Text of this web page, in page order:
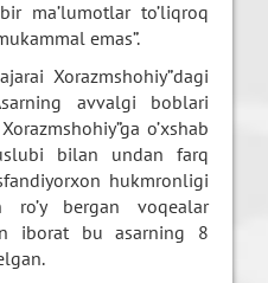
ma’lumotlar to’liqroq
emas”.
Xorazmshohiy”dagi
avvalgi boblari
o’xshab
bilan undan farq
hukmronligi
bergan voqealar
iborat bu asarning 8